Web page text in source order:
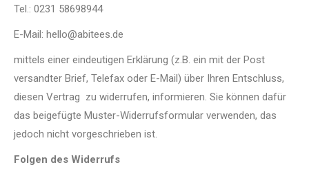
Tel.: 0231 58698944
E-Mail: hello@abitees.de
mittels einer eindeutigen Erklärung (z.B. ein mit der Post
versandter Brief, Telefax oder E-Mail) über Ihren Entschluss,
diesen Vertrag zu widerrufen, informieren. Sie können dafür
das beigefügte Muster-Widerrufsformular verwenden, das
jedoch nicht vorgeschrieben ist.
Folgen des Widerrufs